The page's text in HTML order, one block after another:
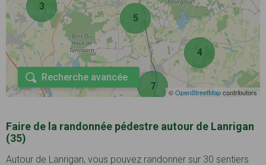
3
7
4
5
©OpenStreetMapcontributors
Recherche avancée
Faire de la randonnée pédestre autour de Lanrigan
(35)
Autour de Lanrigan, vous pouvez randonner sur 30 sentiers